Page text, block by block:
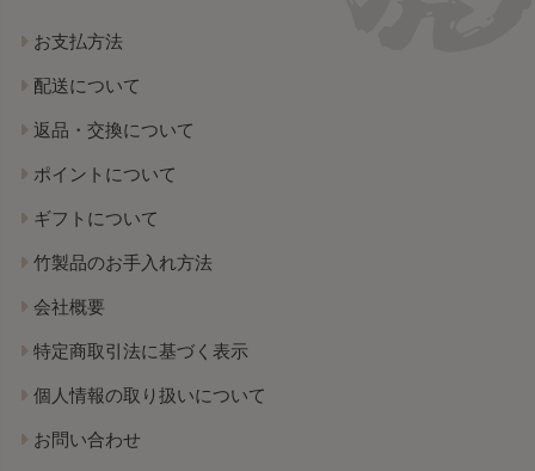
お支払方法
配送について
返品・交換について
ポイントについて
ギフトについて
竹製品のお手入れ方法
会社概要
特定商取引法に基づく表示
個人情報の取り扱いについて
お問い合わせ